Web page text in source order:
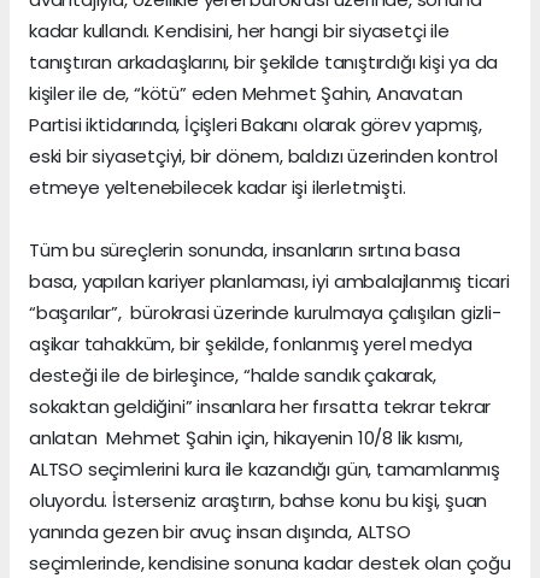
kadar kullandı. Kendisini, her hangi bir siyasetçi ile
tanıştıran arkadaşlarını, bir şekilde tanıştırdığı kişi ya da
kişiler ile de, “kötü” eden Mehmet Şahin, Anavatan
Partisi iktidarında, İçişleri Bakanı olarak görev yapmış,
eski bir siyasetçiyi, bir dönem, baldızı üzerinden kontrol
etmeye yeltenebilecek kadar işi ilerletmişti.
Tüm bu süreçlerin sonunda, insanların sırtına basa
basa, yapılan kariyer planlaması, iyi ambalajlanmış ticari
“başarılar”, bürokrasi üzerinde kurulmaya çalışılan gizli-
aşikar tahakküm, bir şekilde, fonlanmış yerel medya
desteği ile de birleşince, “halde sandık çakarak,
sokaktan geldiğini” insanlara her fırsatta tekrar tekrar
anlatan Mehmet Şahin için, hikayenin 10/8 lik kısmı,
ALTSO seçimlerini kura ile kazandığı gün, tamamlanmış
oluyordu. İsterseniz araştırın, bahse konu bu kişi, şuan
yanında gezen bir avuç insan dışında, ALTSO
seçimlerinde, kendisine sonuna kadar destek olan çoğu